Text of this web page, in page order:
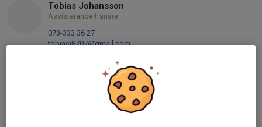
Tobias Johansson
Assisterande tränare
073-333 36 27
tobiasj8707@gmail.com
Linda Quarfordt Thelin
lindaqthelin@gmail.com